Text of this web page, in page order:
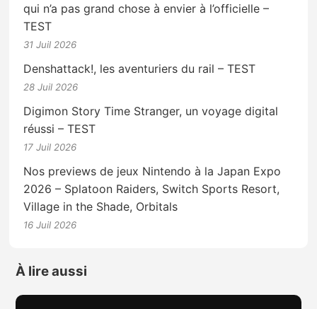
qui n’a pas grand chose à envier à l’officielle –
TEST
31 Juil 2026
Denshattack!, les aventuriers du rail – TEST
28 Juil 2026
Digimon Story Time Stranger, un voyage digital
réussi – TEST
17 Juil 2026
Nos previews de jeux Nintendo à la Japan Expo
2026 – Splatoon Raiders, Switch Sports Resort,
Village in the Shade, Orbitals
16 Juil 2026
À lire aussi